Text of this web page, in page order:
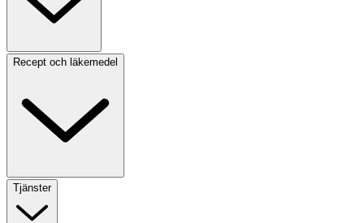
Recept och läkemedel
Tjänster